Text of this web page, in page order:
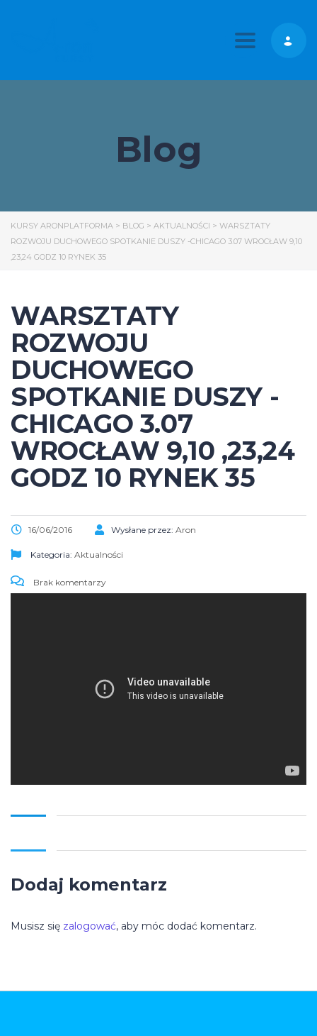
Toggle
Blog
KURSY ARONPLATFORMA > BLOG > AKTUALNOŚCI > WARSZTATY
ROZWOJU DUCHOWEGO SPOTKANIE DUSZY -CHICAGO 3.07 WROCŁAW 9,10
,23,24 GODZ 10 RYNEK 35
WARSZTATY
ROZWOJU
DUCHOWEGO
SPOTKANIE DUSZY -
CHICAGO 3.07
WROCŁAW 9,10 ,23,24
GODZ 10 RYNEK 35
16/06/2016 Wysłane przez: Aron
Kategoria: Aktualności
Brak komentarzy
Dodaj komentarz
Musisz się zalogować, aby móc dodać komentarz.